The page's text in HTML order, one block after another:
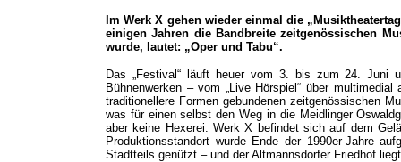
Im Werk X gehen wieder einmal die
einigen Jahren die Bandbreite zeitgenössischen
wurde, lautet: „Oper und Tabu“.
Das „Festival“ läuft heuer vom 3. bis zum 24. Juni
Bühnenwerken – vom „Live Hörspiel“ über
traditionellere Formen gebundenen zeitgenössischen
was für einen selbst den Weg in die Meidlinger
aber keine Hexerei. Werk X befindet sich auf dem
Produktionsstandort wurde Ende der 1990er-Jahre
Stadtteils genützt – und der Altmannsdorfer Friedhof